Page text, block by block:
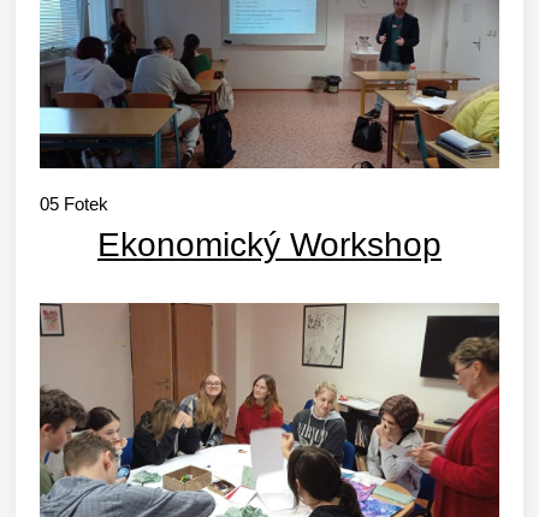
05 Fotek
Ekonomický Workshop